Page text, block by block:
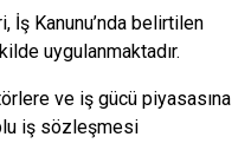
İş Kanunu’nda belirtilen
uygulanmaktadır.
ve iş gücü piyasasına
iş sözleşmesi